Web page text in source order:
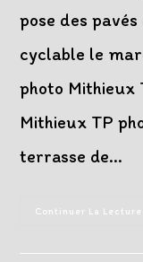
pose des
cyclable le
photo Mithieux
Mithieux TP
terrasse de…
Continuer La Lecture